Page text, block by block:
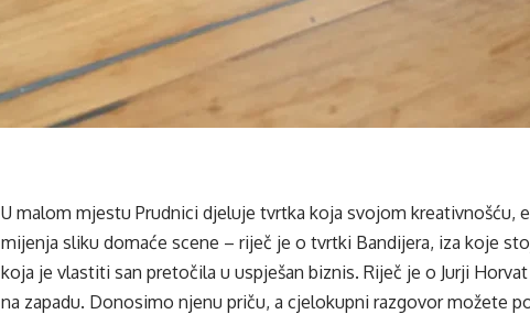
U malom mjestu Prudnici djeluje tvrtka koja svojom kreativnošću,
mijenja sliku domaće scene – riječ je o tvrtki Bandijera, iza koje
koja je vlastiti san pretočila u uspješan biznis. Riječ je o Jurji
na zapadu. Donosimo njenu priču, a cjelokupni razgovor možete